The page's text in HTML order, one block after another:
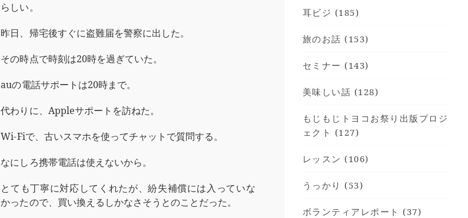
らしい。
昨日、帰宅後すぐに盗難届を警察に出した。
その時点で時刻は20時を過ぎていた。
auの電話サポートは20時まで。
代わりに、Appleサポートを訪ねた。
Wi-Fiで、古いスマホを使ってチャットで質問する。
なにしろ携帯電話は使えないから。
とても丁寧に対応してくれたが、紛失補償には入っていな
かったので、買い換えるしかなさそうとのことだった。
耳ビジ (185)
旅のお話 (153)
セミナー (143)
美味しい話 (128)
もじもじトヨコお祭り出版プロジ
ェクト (127)
レッスン (106)
うっかり (53)
ボランティアレポート (37)